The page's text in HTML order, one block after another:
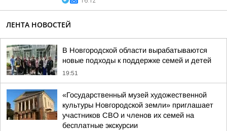
ЛЕНТА НОВОСТЕЙ
В Новгородской области вырабатываются
новые подходы к поддержке семей и детей
19:51
«Государственный музей художественной
культуры Новгородской земли» приглашает
участников СВО и членов их семей на
бесплатные экскурсии